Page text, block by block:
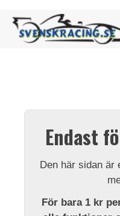
Endast
Den här sidan är
För bara 1 kr